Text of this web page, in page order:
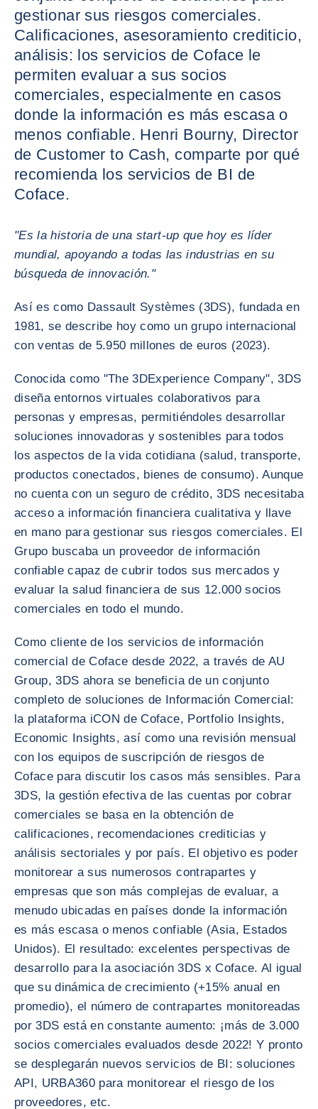
gestionar sus riesgos comerciales.
Calificaciones, asesoramiento crediticio,
análisis: los servicios de Coface le
permiten evaluar a sus socios
comerciales, especialmente en casos
donde la información es más escasa o
menos confiable. Henri Bourny, Director
de Customer to Cash, comparte por qué
recomienda los servicios de BI de
Coface.
"Es la historia de una start-up que hoy es líder
mundial, apoyando a todas las industrias en su
búsqueda de innovación."
Así es como Dassault Systèmes (3DS), fundada en
1981, se describe hoy como un grupo internacional
con ventas de 5.950 millones de euros (2023).
Conocida como "The 3DExperience Company", 3DS
diseña entornos virtuales colaborativos para
personas y empresas, permitiéndoles desarrollar
soluciones innovadoras y sostenibles para todos
los aspectos de la vida cotidiana (salud, transporte,
productos conectados, bienes de consumo). Aunque
no cuenta con un seguro de crédito, 3DS necesitaba
acceso a información financiera cualitativa y llave
en mano para gestionar sus riesgos comerciales. El
Grupo buscaba un proveedor de información
confiable capaz de cubrir todos sus mercados y
evaluar la salud financiera de sus 12.000 socios
comerciales en todo el mundo.
Como cliente de los servicios de información
comercial de Coface desde 2022, a través de AU
Group, 3DS ahora se beneficia de un conjunto
completo de soluciones de Información Comercial:
la plataforma iCON de Coface, Portfolio Insights,
Economic Insights, así como una revisión mensual
con los equipos de suscripción de riesgos de
Coface para discutir los casos más sensibles. Para
3DS, la gestión efectiva de las cuentas por cobrar
comerciales se basa en la obtención de
calificaciones, recomendaciones crediticias y
análisis sectoriales y por país. El objetivo es poder
monitorear a sus numerosos contrapartes y
empresas que son más complejas de evaluar, a
menudo ubicadas en países donde la información
es más escasa o menos confiable (Asia, Estados
Unidos). El resultado: excelentes perspectivas de
desarrollo para la asociación 3DS x Coface. Al igual
que su dinámica de crecimiento (+15% anual en
promedio), el número de contrapartes monitoreadas
por 3DS está en constante aumento: ¡más de 3.000
socios comerciales evaluados desde 2022! Y pronto
se desplegarán nuevos servicios de BI: soluciones
API, URBA360 para monitorear el riesgo de los
proveedores, etc.